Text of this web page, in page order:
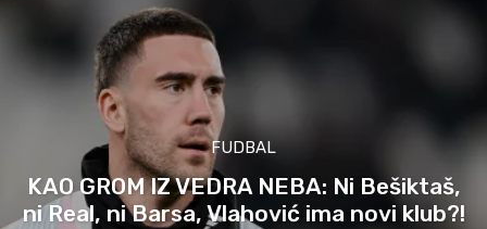
FUDBAL
KAO GROM IZ VEDRA NEBA: Ni Bešiktaš,
ni Real, ni Barsa, Vlahović ima novi klub?!